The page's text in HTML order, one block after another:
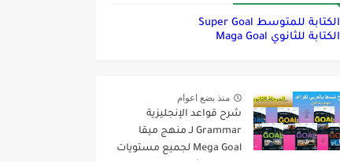
الكتابة للمتوسط Super Goal
الكتابة للثانوي Maga Goal
منذ بضع اعوام
شرح قواعد الإنجليزية
Grammar لـ منهج ميقا
Mega Goal لجميع مستويات